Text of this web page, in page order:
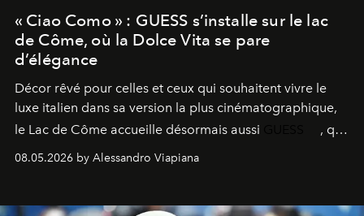
« Ciao Como » : GUESS s’installe sur le lac
de Côme, où la Dolce Vita se pare
d’élégance
Décor rêvé pour celles et ceux qui souhaitent vivre le
luxe italien dans sa version la plus cinématographique,
le Lac de Côme accueille désormais aussi
, qui
signe un takeover entre boutiques, hôtels, bateaux et
fragrances. L’une des opérations de style les plus
08.05.2026 by Alessandro Viapiana